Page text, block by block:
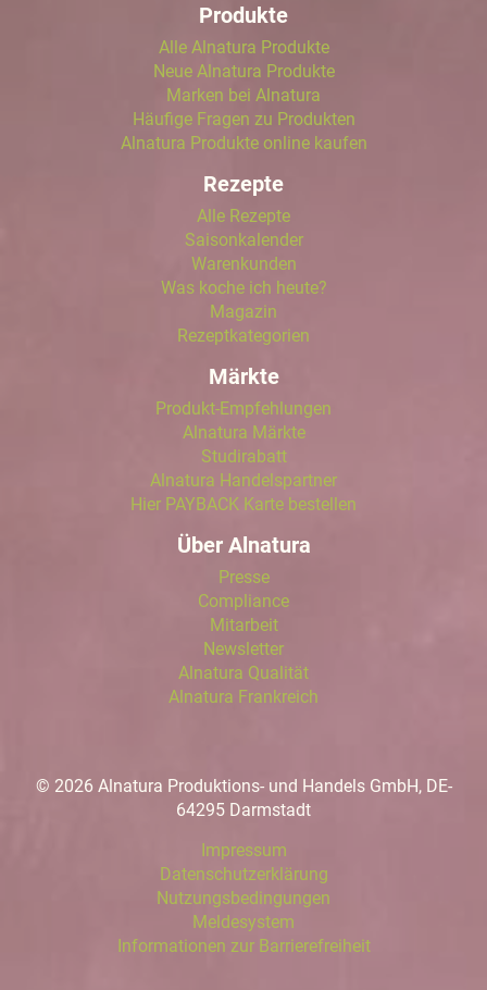
Produkte
Alle Alnatura Produkte
Neue Alnatura Produkte
Marken bei Alnatura
Häufige Fragen zu Produkten
Alnatura Produkte online kaufen
Rezepte
Alle Rezepte
Saisonkalender
Warenkunden
Was koche ich heute?
Magazin
Rezeptkategorien
Märkte
Produkt-Empfehlungen
Alnatura Märkte
Studirabatt
Alnatura Handelspartner
Hier PAYBACK Karte bestellen
Über Alnatura
Presse
Compliance
Mitarbeit
Newsletter
Alnatura Qualität
Alnatura Frankreich
© 2026 Alnatura Produktions- und Handels GmbH, DE-
64295 Darmstadt
Impressum
Datenschutzerklärung
Nutzungsbedingungen
Meldesystem
Informationen zur Barrierefreiheit